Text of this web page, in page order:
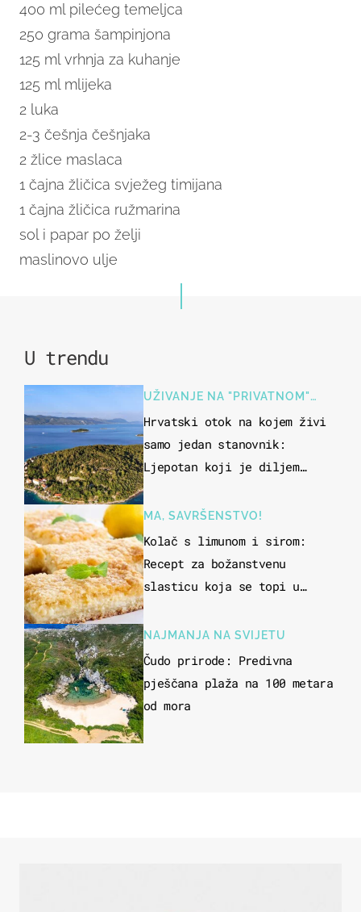
400 ml pilećeg temeljca
250 grama šampinjona
125 ml vrhnja za kuhanje
125 ml mlijeka
2 luka
2-3 češnja češnjaka
2 žlice maslaca
1 čajna žličica svježeg timijana
1 čajna žličica ružmarina
sol i papar po želji
maslinovo ulje
U trendu
UŽIVANJE NA "PRIVATNOM"
OTOKU
Hrvatski otok na kojem živi
samo jedan stanovnik:
Ljepotan koji je diljem
"bijelom zlatu"
MA, SAVRŠENSTVO!
Kolač s limunom i sirom:
Recept za božanstvenu
slasticu koja se topi u
NAJMANJA NA SVIJETU
Čudo prirode: Predivna
pješčana plaža na 100 metara
od mora